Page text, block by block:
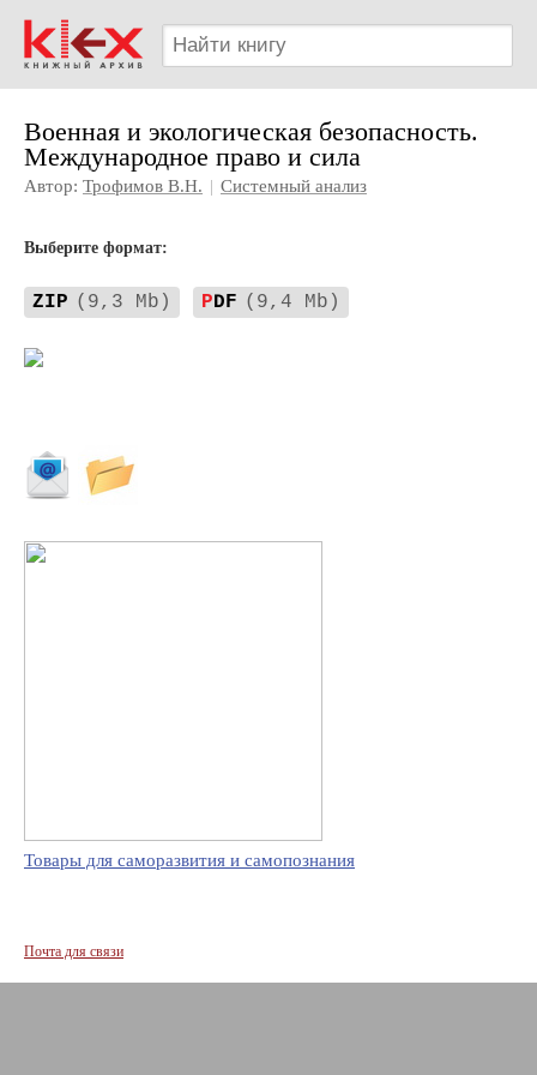
Военная и экологическая безопасность.
Международное право и сила
Автор: Трофимов В.Н. | Системный анализ
Выберите формат:
ZIP (9,3 Mb) PDF (9,4 Mb)
Товары для саморазвития и самопознания
Почта для связи